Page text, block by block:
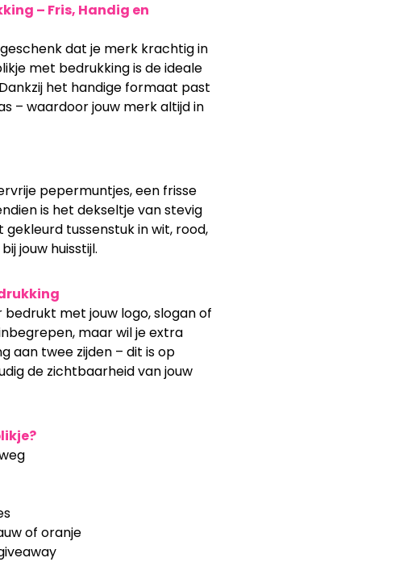
– Fris, Handig en
dat je merk krachtig in
met bedrukking is de ideale
het handige formaat past
– waardoor jouw merk altijd in
pepermuntjes, een frisse
is het dekseltje van stevig
tussenstuk in wit, rood,
jouw huisstijl.
met jouw logo, slogan of
maar wil je extra
aan twee zijden – dit is op
de zichtbaarheid van jouw
of oranje